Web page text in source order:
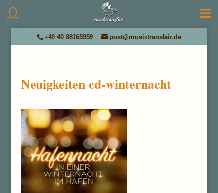
+49 40 88165959 post@musiktransfair.de
Neuigkeiten cd-winternacht